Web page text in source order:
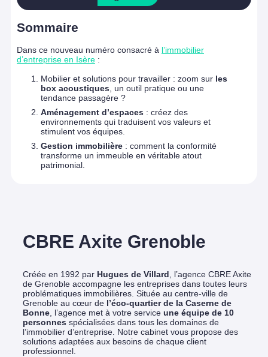
Sommaire
Dans ce nouveau numéro consacré à l’immobilier
d’entreprise en Isère :
Mobilier et solutions pour travailler : zoom sur les
box acoustiques, un outil pratique ou une
tendance passagère ?
Aménagement d’espaces : créez des
environnements qui traduisent vos valeurs et
stimulent vos équipes.
Gestion immobilière : comment la conformité
transforme un immeuble en véritable atout
patrimonial.
CBRE Axite Grenoble
Créée en 1992 par Hugues de Villard, l’agence CBRE Axite
de Grenoble accompagne les entreprises dans toutes leurs
problématiques immobilières. Située au centre-ville de
Grenoble au cœur de l’éco-quartier de la Caserne de
Bonne, l’agence met à votre service une équipe de 10
personnes spécialisées dans tous les domaines de
l’immobilier d’entreprise. Notre cabinet vous propose des
solutions adaptées aux besoins de chaque client
professionnel.